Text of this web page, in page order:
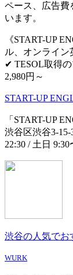
ペース、広告費
います。
《START-UP
ル、オンライ
✔ TESOL取得
2,980円～
START-UP
「START-UP
渋谷区渋谷3-
22:30 / 土日 9:30
渋谷の人気でお
WURK